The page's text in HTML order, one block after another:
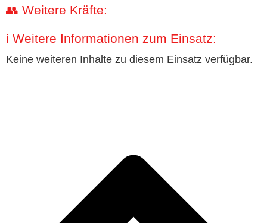
👥 Weitere Kräfte:
ℹ️ Weitere Informationen zum Einsatz:
Keine weiteren Inhalte zu diesem Einsatz verfügbar.